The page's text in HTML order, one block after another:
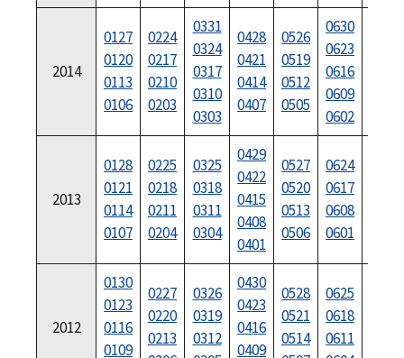
2014
0127
0120
0113
0106
0224
0217
0210
0203
0331
0324
0317
0310
0303
0428
0421
0414
0407
0526
0519
0512
0505
0630
0623
0616
0609
0602
2013
0128
0121
0114
0107
0225
0218
0211
0204
0325
0318
0311
0304
0429
0422
0415
0408
0401
0527
0520
0513
0506
0624
0617
0608
0601
2012
0130
0123
0116
0109
0227
0220
0213
0326
0319
0312
0430
0423
0416
0409
0528
0521
0514
0625
0618
0611